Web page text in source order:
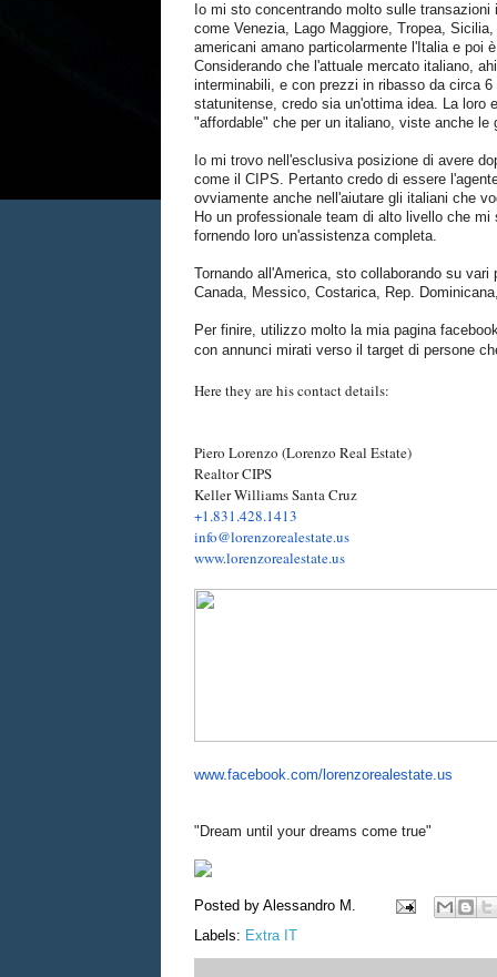
Io mi sto concentrando molto sulle
come Venezia, Lago Maggiore, Tropea,
americani amano particolarmente l'Italia e poi
Considerando che l'attuale mercato italiano,
interminabili, e con prezzi in ribasso da circa
statunitense, credo sia un'ottima idea. La loro
"affordable" che per un italiano, viste anche
Io mi trovo nell'esclusiva posizione di avere
come il CIPS. Pertanto credo di essere
ovviamente anche nell'aiutare gli italiani che
Ho un professionale team di alto livello che
fornendo loro un'assistenza completa.
Tornando all'America, sto collaborando su
Canada, Messico, Costarica, Rep.
Per finire, utilizzo molto la mia pagina
con annunci mirati verso il target di persone
Here they are his contact details:
Piero Lorenzo (Lorenzo Real Estate)
Realtor CIPS
Keller Williams Santa Cruz
+1.831.428.1413
info@lorenzorealestate.us
www.lorenzorealestate.us
www.facebook.com/lorenzorealestate.us
"Dream until your dreams come true"
Posted by Alessandro M.
Labels: Extra IT